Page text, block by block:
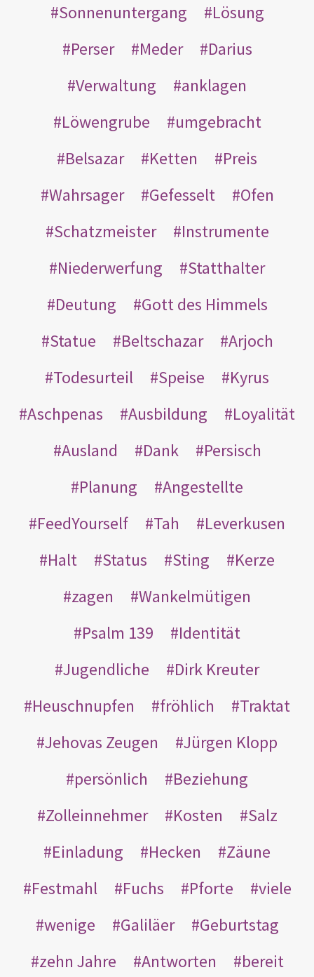
Sonnenuntergang
Lösung
Perser
Meder
Darius
Verwaltung
anklagen
Löwengrube
umgebracht
Belsazar
Ketten
Preis
Wahrsager
Gefesselt
Ofen
Schatzmeister
Instrumente
Niederwerfung
Statthalter
Deutung
Gott des Himmels
Statue
Beltschazar
Arjoch
Todesurteil
Speise
Kyrus
Aschpenas
Ausbildung
Loyalität
Ausland
Dank
Persisch
Planung
Angestellte
FeedYourself
Tah
Leverkusen
Halt
Status Sting
Kerze
zagen
Wankelmütigen
Psalm 139
Identität
Jugendliche
Dirk Kreuter
Heuschnupfen
fröhlich
Traktat
Jehovas Zeugen
Jürgen Klopp
persönlich
Beziehung
Zolleinnehmer
Kosten
Salz
Einladung
Hecken
Zäune
Festmahl
Fuchs Pforte
viele
wenige
Galiläer
Geburtstag
zehn Jahre
Antworten bereit